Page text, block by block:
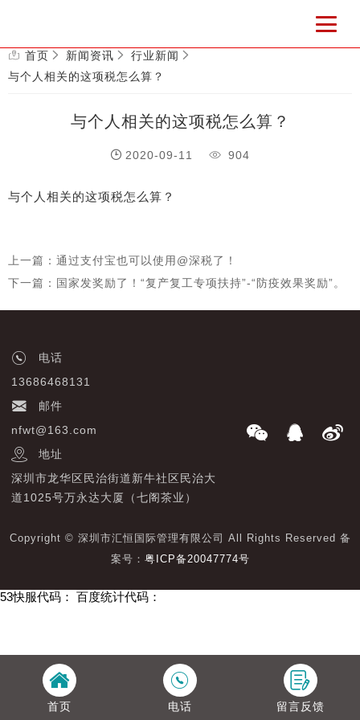
首页 新闻资讯
行业新闻
与个人相关的这项税怎么算？
与个人相关的这项税怎么算？
2020-09-11 904
与个人相关的这项税怎么算？
上一篇：通过支付宝也可以使用@深税了！
下一篇：国家发奖励了！“复产复工专项扶持”-“防疫效果奖励”。
电话
13686468131
邮件
nfwt@163.com
地址
深圳市龙华区民治街道新牛社区民治大
道1025号万永达大厦（七阁茶业）
Copyright © 深圳市汇恒国际管理有限公司 All Rights Reserved 备
案号： 粤ICP备20047774号
首页 电话 留言反馈
53快服代码： 百度统计代码：